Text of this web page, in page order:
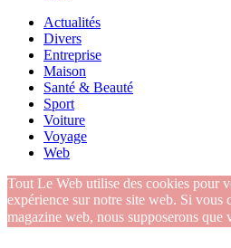
Actualités
Divers
Entreprise
Maison
Santé & Beauté
Sport
Voiture
Voyage
Web
Tout Le Web utilise des cookies pour
expérience sur notre site web. Si vous
magazine web, nous supposerons que